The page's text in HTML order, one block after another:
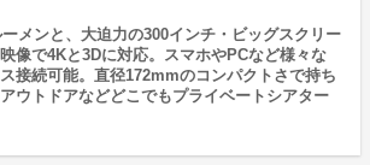
メンと、大迫力の300インチ・ビッグスクリー
像で4Kと3Dに対応。スマホやPCなど様々な
接続可能。直径172mmのコンパクトさで持ち
ウトドアなどどこでもプライベートシアター